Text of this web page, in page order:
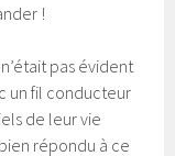
!
pas évident
un fil conducteur
de leur vie
répondu à ce